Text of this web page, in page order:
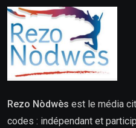
Rezo Nòdwès est le média
codes : indépendant et